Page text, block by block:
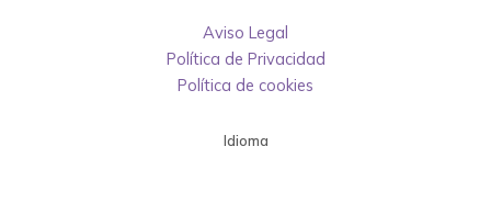
Aviso Legal
Política de Privacidad
Política de cookies
Idioma